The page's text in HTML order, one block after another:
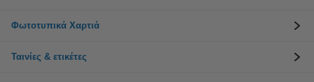
Φωτοτυπικά Χαρτιά
Ταινίες & ετικέτες